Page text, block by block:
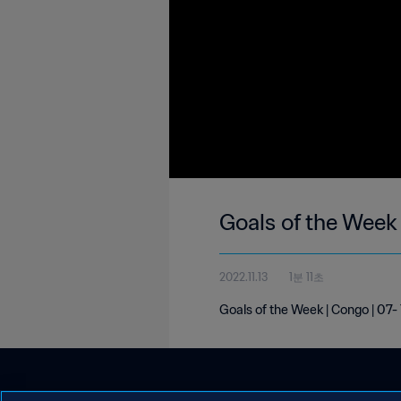
Goals of the
2022.11.13 1분 11초
Goals of the Week | Congo |